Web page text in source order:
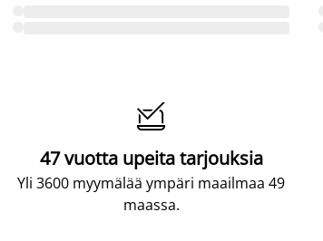

47 vuotta upeita tarjouksia
Yli 3600 myymälää ympäri maailmaa 49
maassa.